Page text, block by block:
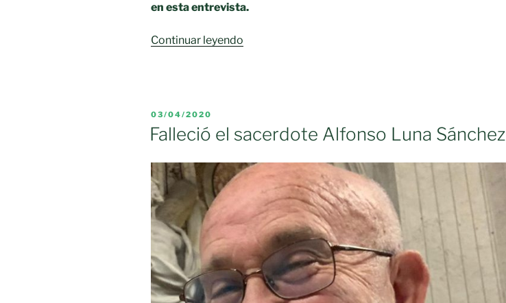
en esta entrevista.
Continuar leyendo
PUBLICADO
EL
03/04/2020
Falleció el sacerdote Alfonso Luna Sánchez